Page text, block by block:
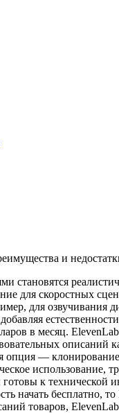
и
для скоростных
для
в месяц.
описаний
опция —
использование,
к
начать
товаров,